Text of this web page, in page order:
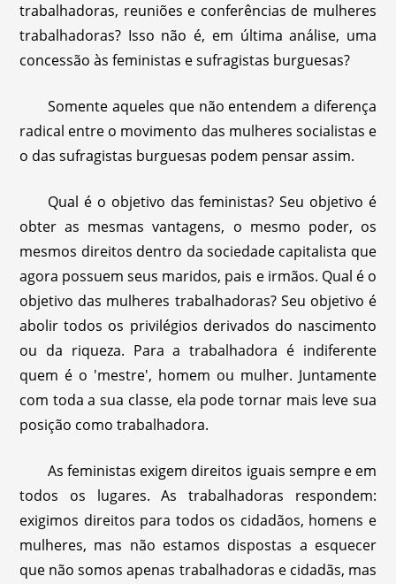
trabalhadoras, reuniões e conferências de mulheres
trabalhadoras? Isso não é, em última análise, uma
concessão às feministas e sufragistas burguesas?
Somente aqueles que não entendem a diferença
radical entre o movimento das mulheres socialistas e
o das sufragistas burguesas podem pensar assim.
Qual é o objetivo das feministas? Seu objetivo é
obter as mesmas vantagens, o mesmo poder, os
mesmos direitos dentro da sociedade capitalista que
agora possuem seus maridos, pais e irmãos. Qual é o
objetivo das mulheres trabalhadoras? Seu objetivo é
abolir todos os privilégios derivados do nascimento
ou da riqueza. Para a trabalhadora é indiferente
quem é o 'mestre', homem ou mulher. Juntamente
com toda a sua classe, ela pode tornar mais leve sua
posição como trabalhadora.
As feministas exigem direitos iguais sempre e em
todos os lugares. As trabalhadoras respondem:
exigimos direitos para todos os cidadãos, homens e
mulheres, mas não estamos dispostas a esquecer
que não somos apenas trabalhadoras e cidadãs, mas